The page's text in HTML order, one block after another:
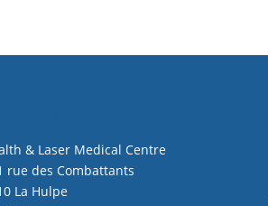
& Laser Medical Centre
rue des Combattants
La Hulpe